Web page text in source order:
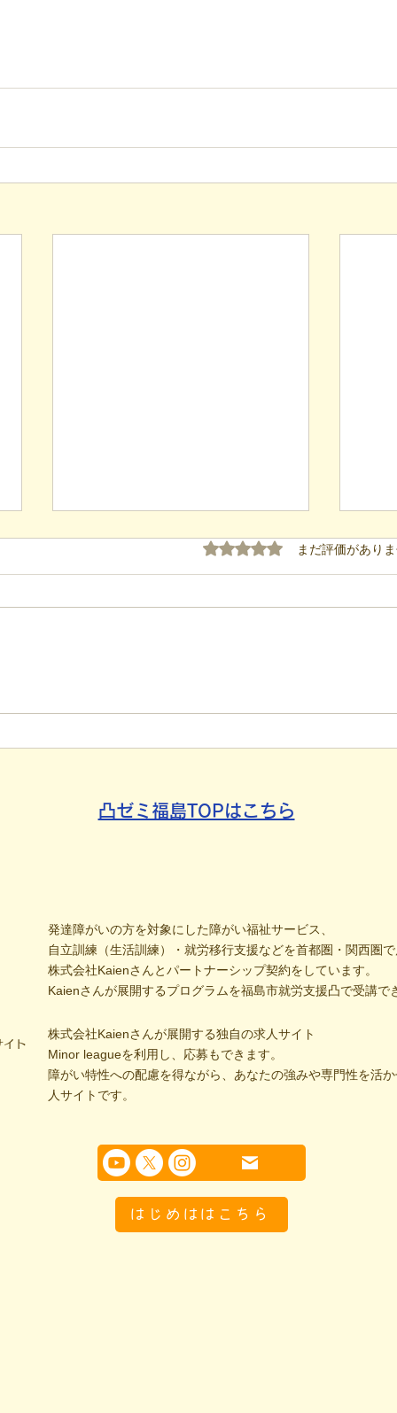
たかい輪
分
5つ星のうち0と評価されて
まだ評価があり
凸ゼミ福島TOPはこちら
発達障がいの方を対象にした障がい福祉サービス、
自立訓練（生活訓練）・就労移行支援などを首都圏・関西圏
株式会社Kaienさんとパートナーシップ契約をしています。
Kaienさんが展開するプログラムを福島市就労支援凸で受講で
ト
株式会社Kaienさんが展開する独自の求人サイト
Minor leagueを利用し、応募もできます。
障がい特性への配慮を得ながら、あなたの強みや専門性を活
人サイトです。
はじめははこちら